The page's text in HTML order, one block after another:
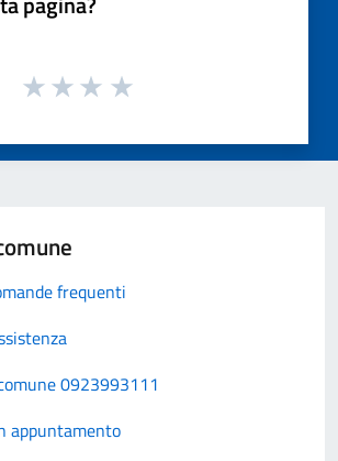
frequenti
0923993111
appuntamento